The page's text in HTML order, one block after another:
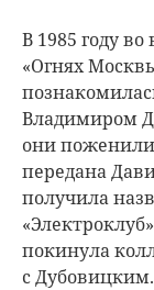
В 1985 году
«Огнях
Владимиром
они
передана
получила
покинула
с Дубовицким.